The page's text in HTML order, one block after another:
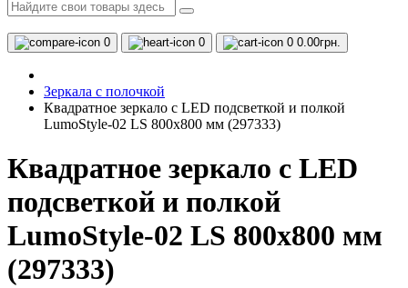
0 0 0 0.00грн.
Зеркала с полочкой
Квадратное зеркало с LED подсветкой и полкой
LumoStyle-02 LS 800x800 мм (297333)
Квадратное зеркало с LED
подсветкой и полкой
LumoStyle-02 LS 800x800 мм
(297333)